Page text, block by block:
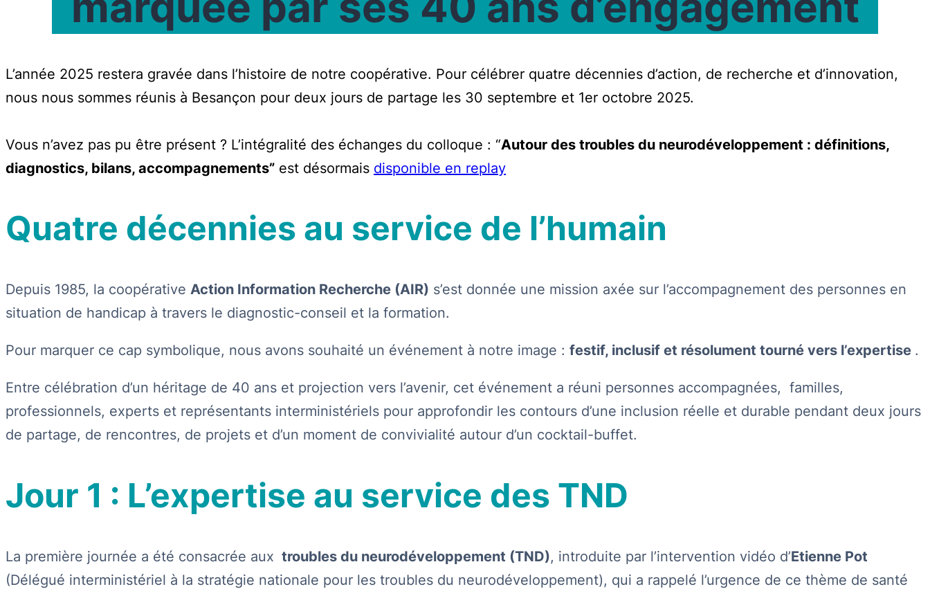
L’année 2025 restera gravée dans l’histoire de notre coopérative. Pour célébrer quatre décennies d’action, de recherche et d’innovation,
nous nous sommes réunis à Besançon pour deux jours de partage les 30 septembre et 1er octobre 2025.
Vous n’avez pas pu être présent ? L’intégralité des échanges du colloque : “Autour des troubles du neurodéveloppement : définitions,
diagnostics, bilans, accompagnements” est désormais disponible en replay
Quatre décennies au service de l’humain
Depuis 1985, la coopérative Action Information Recherche (AIR) s’est donnée une mission axée sur l’accompagnement des personnes en
situation de handicap à travers le diagnostic-conseil et la formation.
Pour marquer ce cap symbolique, nous avons souhaité un événement à notre image : festif, inclusif et résolument tourné vers l’expertise .
Entre célébration d’un héritage de 40 ans et projection vers l’avenir, cet événement a réuni personnes accompagnées, familles,
professionnels, experts et représentants interministériels pour approfondir les contours d’une inclusion réelle et durable pendant deux jours
de partage, de rencontres, de projets et d’un moment de convivialité autour d’un cocktail-buffet.
Jour 1 : L’expertise au service des TND
La première journée a été consacrée aux troubles du neurodéveloppement (TND), introduite par l’intervention vidéo d’Etienne Pot
(Délégué interministériel à la stratégie nationale pour les troubles du neurodéveloppement), qui a rappelé l’urgence de ce thème de santé